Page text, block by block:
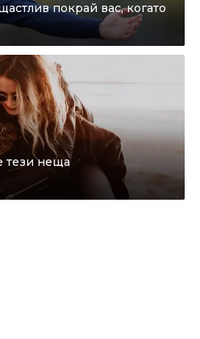
покрай вас, когато
тези неща